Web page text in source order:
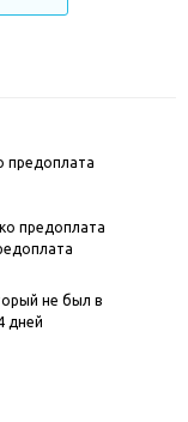
предоплата
предоплата
не был в
дней